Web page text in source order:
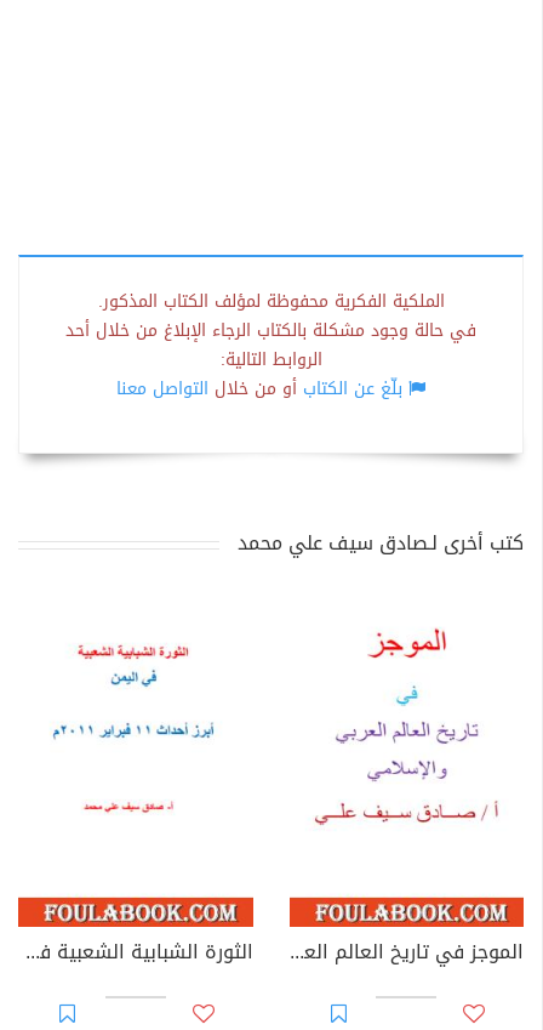
الملكية الفكرية محفوظة لمؤلف الكتاب المذكور.
في حالة وجود مشكلة بالكتاب الرجاء الإبلاغ من خلال أحد
الروابط التالية:
بلّغ عن الكتاب أو من خلال التواصل معنا
كتب أخرى لـصادق سيف علي محمد
الموجز في تاريخ العالم العربي والإسلامي الثورة الشبابية الشعبية في اليمن